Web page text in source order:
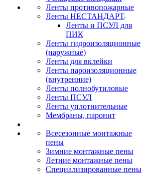
Ленты противопожарные
Ленты НЕСТАНДАРТ
Ленты и ПСУЛ для
ПИК
Ленты гидроизоляционные
(наружные)
Ленты для вклейки
Ленты пароизоляционные
(внутренние)
Ленты полнобутиловые
Ленты ПСУЛ
Ленты уплотнительные
Мембраны, паронит
Всесезонные монтажные
пены
Зимние монтажные пены
Летние монтажные пены
Специализированные пены